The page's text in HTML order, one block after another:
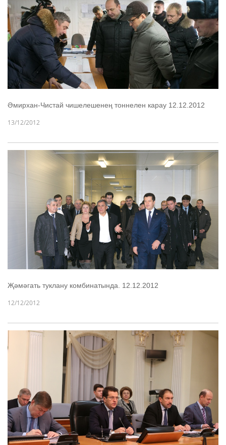
Әмирхан-Чистай чишелешенең тоннелен карау 12.12.2012
13/12/2012
Җәмәгать туклану комбинатында. 12.12.2012
12/12/2012